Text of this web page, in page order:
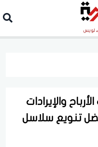
لويس
والإيرادات
الثالث 2025 بفضل تنويع سلاسل